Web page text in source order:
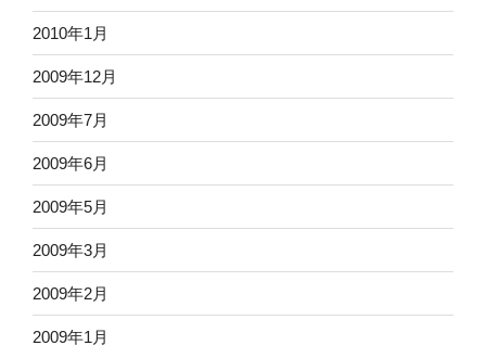
2010年1月
2009年12月
2009年7月
2009年6月
2009年5月
2009年3月
2009年2月
2009年1月